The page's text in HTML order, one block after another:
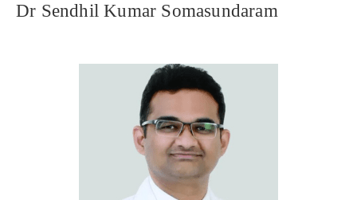
Dr Sendhil Kumar Somasundaram